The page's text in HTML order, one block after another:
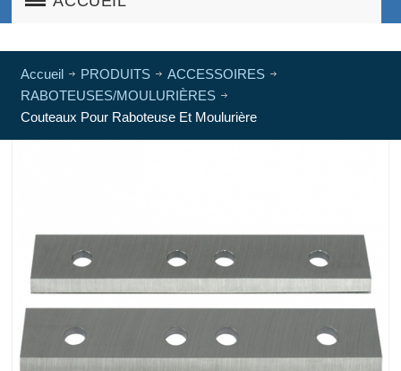
Accueil PRODUITS
ACCESSOIRES
RABOTEUSES/MOULURIÈRES
Couteaux Pour Raboteuse Et Moulurière